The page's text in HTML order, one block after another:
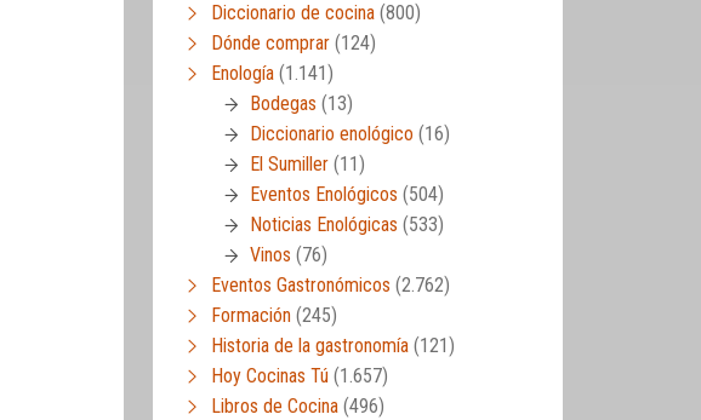
Diccionario de cocina (800)
Dónde comprar (124)
Enología (1.141)
Bodegas (13)
Diccionario enológico (16)
El Sumiller (11)
Eventos Enológicos (504)
Noticias Enológicas (533)
Vinos (76)
Eventos Gastronómicos (2.762)
Formación (245)
Historia de la gastronomía (121)
Hoy Cocinas Tú (1.657)
Libros de Cocina (496)